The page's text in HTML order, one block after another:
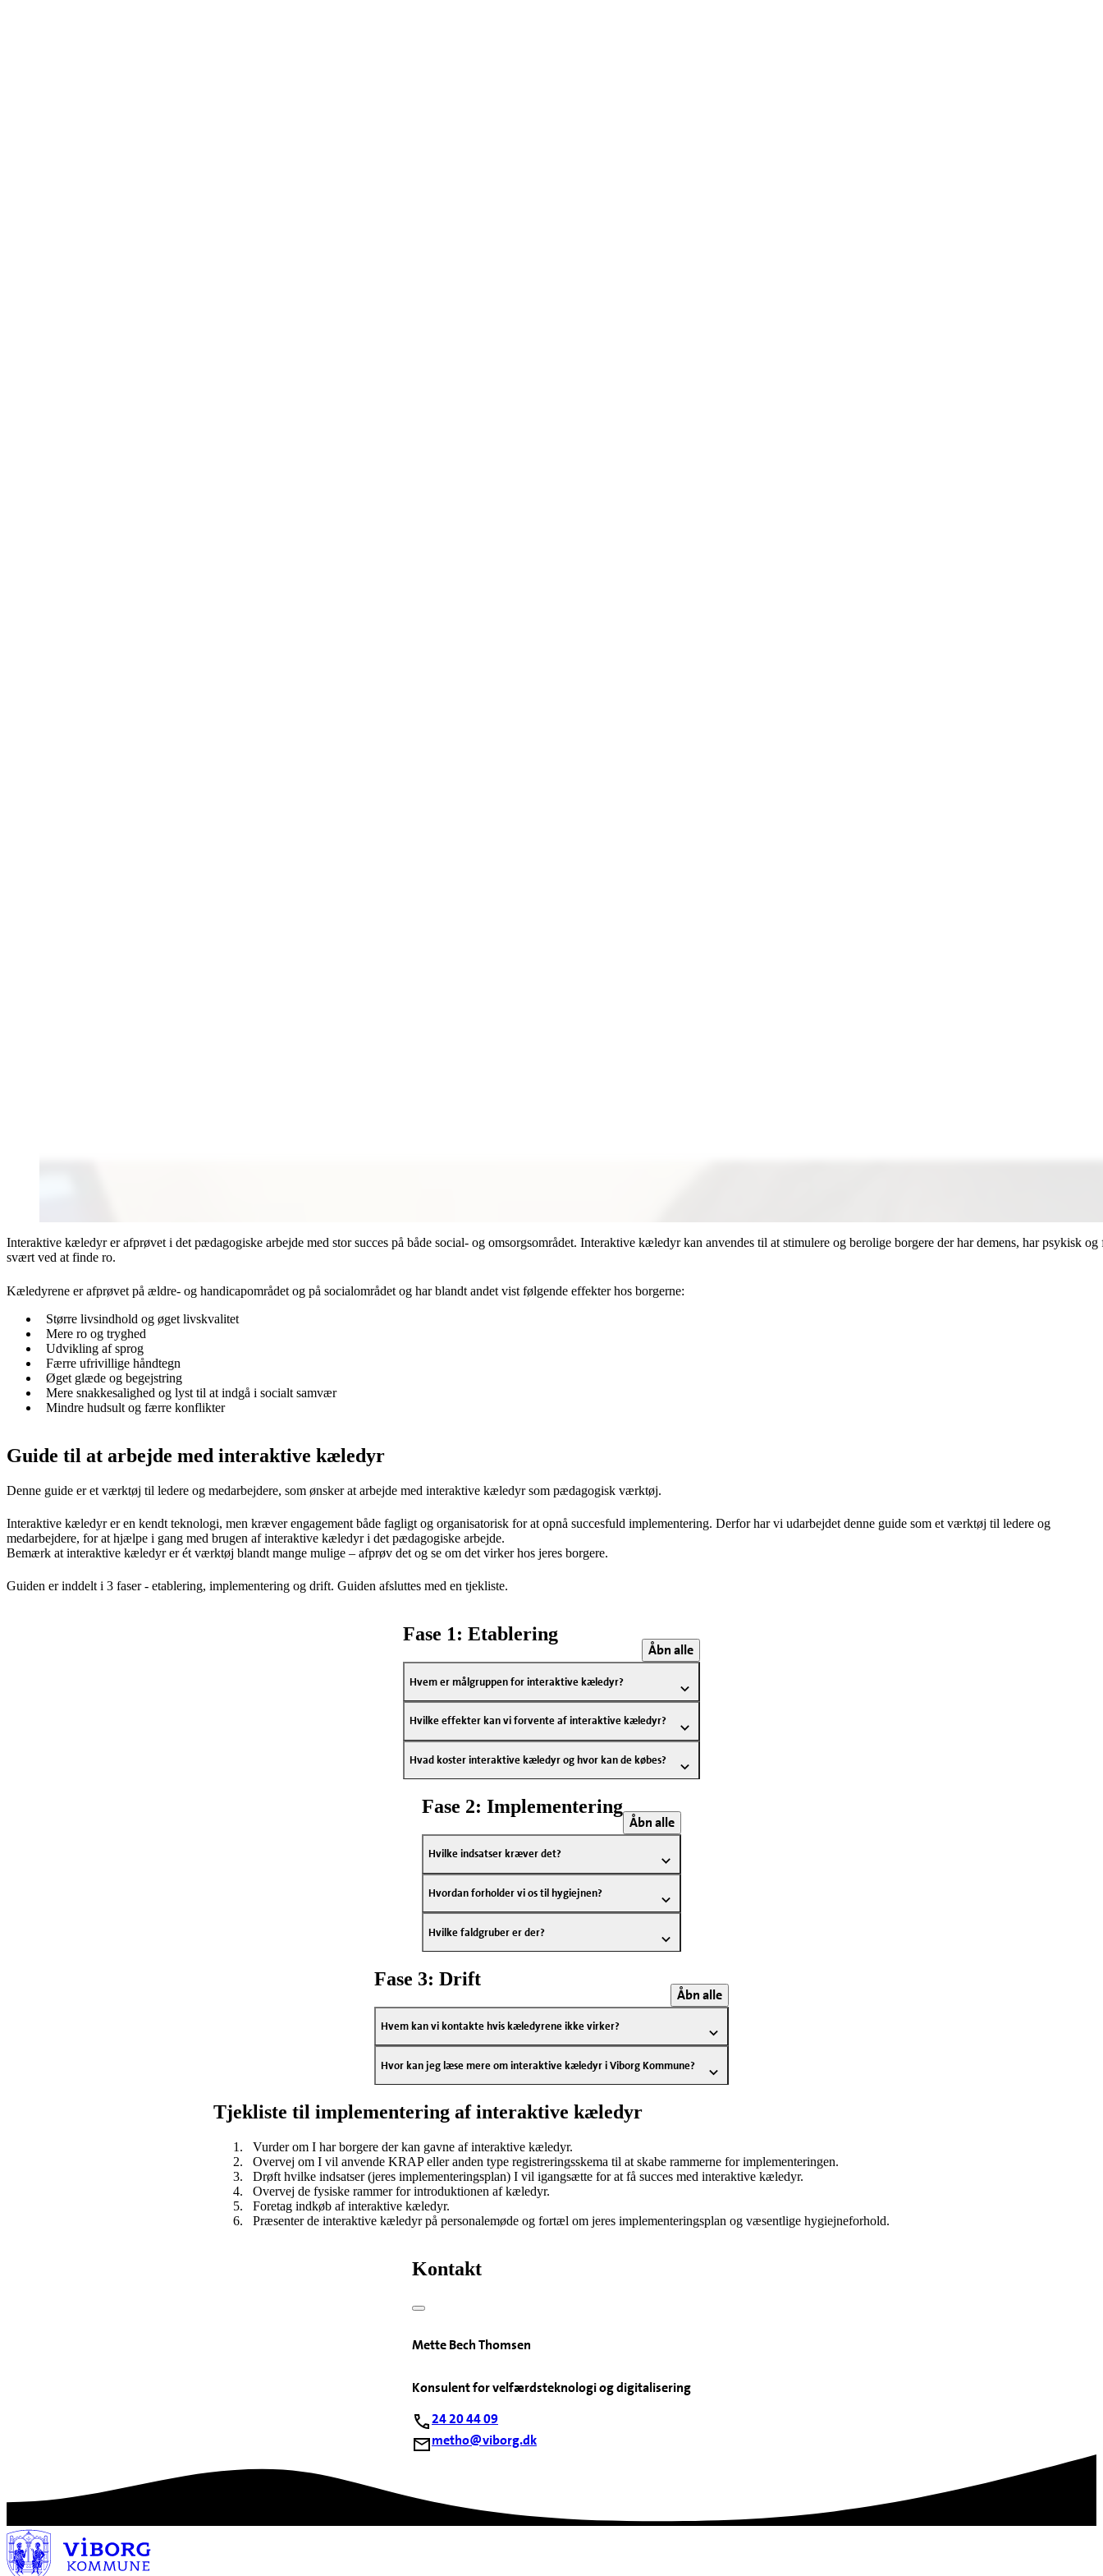
Interaktive kæledyr er afprøvet i det pædagogiske arbejde med stor succes på både social- og omsorgsområdet. Interaktive kæledyr kan anvendes til at stimulere og berolige borgere der har demens, har psykisk
svært ved at finde ro.
Kæledyrene er afprøvet på ældre- og handicapområdet og på socialområdet og har blandt andet vist følgende effekter hos borgerne:
Større livsindhold og øget livskvalitet
Mere ro og tryghed
Udvikling af sprog
Færre ufrivillige håndtegn
Øget glæde og begejstring
Mere snakkesalighed og lyst til at indgå i socialt samvær
Mindre hudsult og færre konflikter
Guide til at arbejde med interaktive kæledyr
Denne guide er et værktøj til ledere og medarbejdere, som ønsker at arbejde med interaktive kæledyr som pædagogisk værktøj.
Interaktive kæledyr er en kendt teknologi, men kræver engagement både fagligt og organisatorisk for at opnå succesfuld implementering. Derfor har vi udarbejdet denne guide som et værktøj til ledere og
medarbejdere, for at hjælpe i gang med brugen af interaktive kæledyr i det pædagogiske arbejde.
Bemærk at interaktive kæledyr er ét værktøj blandt mange mulige – afprøv det og se om det virker hos jeres borgere.
Guiden er inddelt i 3 faser - etablering, implementering og drift. Guiden afsluttes med en tjekliste.
Fase 1: Etablering
Åbn alle
Hvem er målgruppen for interaktive kæledyr?
Hvilke effekter kan vi forvente af interaktive kæledyr?
Hvad koster interaktive kæledyr og hvor kan de købes?
Fase 2: Implementering
Åbn alle
Hvilke indsatser kræver det?
Hvordan forholder vi os til hygiejnen?
Hvilke faldgruber er der?
Fase 3: Drift
Åbn alle
Hvem kan vi kontakte hvis kæledyrene ikke virker?
Hvor kan jeg læse mere om interaktive kæledyr i Viborg Kommune?
Tjekliste til implementering af interaktive kæledyr
Vurder om I har borgere der kan gavne af interaktive kæledyr.
Overvej om I vil anvende KRAP eller anden type registreringsskema til at skabe rammerne for implementeringen.
Drøft hvilke indsatser (jeres implementeringsplan) I vil igangsætte for at få succes med interaktive kæledyr.
Overvej de fysiske rammer for introduktionen af kæledyr.
Foretag indkøb af interaktive kæledyr.
Præsenter de interaktive kæledyr på personalemøde og fortæl om jeres implementeringsplan og væsentlige hygiejneforhold.
Kontakt
Mette Bech Thomsen
Konsulent for velfærdsteknologi og digitalisering
24 20 44 09
metho@viborg.dk